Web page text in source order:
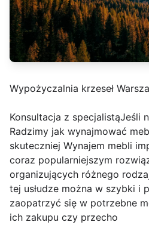
Wypożyczalnia krzeseł
Konsultacja z specjalistąJeśli
Radzimy jak wynajmować
skuteczniej Wynajem mebli
coraz popularniejszym
organizujących różnego
tej usłudze można w szybki i
zaopatrzyć się w potrzebne
ich zakupu czy przecho